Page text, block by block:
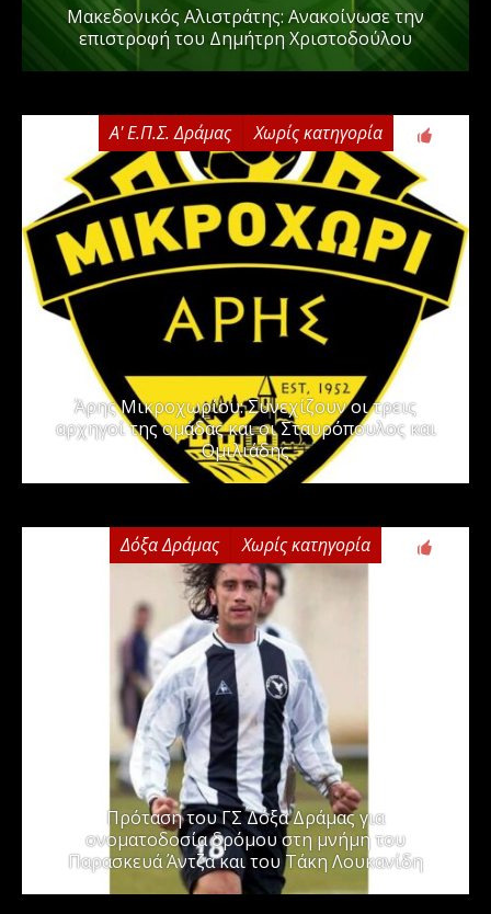
Μακεδονικός Αλιστράτης: Ανακοίνωσε την
επιστροφή του Δημήτρη Χριστοδούλου
Α' Ε.Π.Σ. Δράμας Χωρίς κατηγορία
Άρης Μικροχωρίου: Συνεχίζουν οι τρεις
αρχηγοί της ομάδας και οι Σταυρόπουλος και
Ομιλιάδης
Δόξα Δράμας Χωρίς κατηγορία
Πρόταση του ΓΣ Δόξα Δράμας για
ονοματοδοσία δρόμου στη μνήμη του
Παρασκευά Άντζα και του Τάκη Λουκανίδη